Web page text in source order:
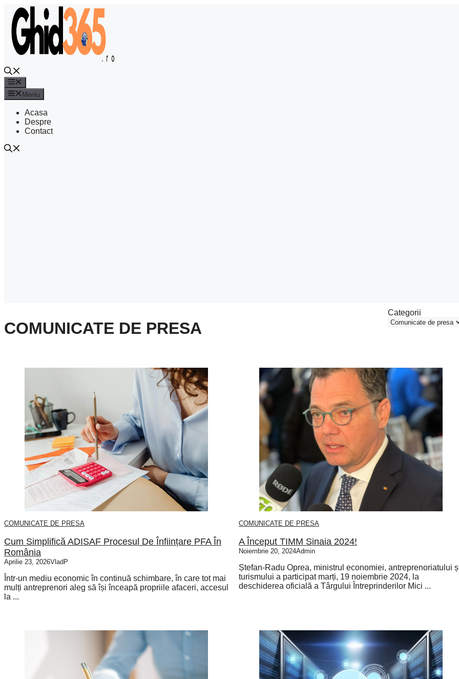
Sari
conținut
Meniu
Acasa
Despre
Contact
COMUNICATE DE PRESA
Categorii
COMUNICATE DE PRESA
Cum Simplifică ADISAF Procesul De Înființare PFA În
România
Aprilie 23, 2026VladP
Într-un mediu economic în continuă schimbare, în care tot mai
mulți antreprenori aleg să își înceapă propriile afaceri, accesul
la ...
COMUNICATE DE PRESA
A Început TIMM Sinaia 2024!
Noiembrie 20, 2024Admin
Ștefan-Radu Oprea, ministrul economiei, antreprenoriatului
turismului a participat marți, 19 noiembrie 2024, la
deschiderea oficială a Târgului Întreprinderilor Mici ...